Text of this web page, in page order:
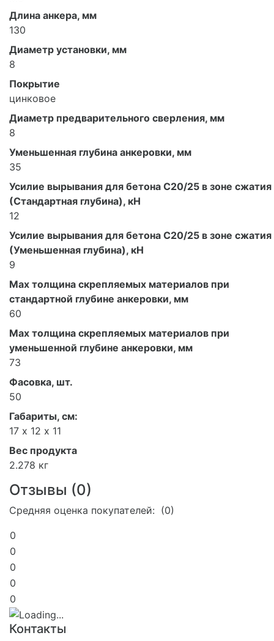
Длина анкера, мм
130
Диаметр установки, мм
8
Покрытие
цинковое
Диаметр предварительного сверления, мм
8
Уменьшенная глубина анкеровки, мм
35
Усилие вырывания для бетона С20/25 в зоне сжатия
(Стандартная глубина), кН
12
Усилие вырывания для бетона С20/25 в зоне сжатия
(Уменьшенная глубина), кН
9
Мах толщина скрепляемых материалов при
стандартной глубине анкеровки, мм
60
Мах толщина скрепляемых материалов при
уменьшенной глубине анкеровки, мм
73
Фасовка, шт.
50
Габариты, см:
17 х 12 х 11
Вес продукта
2.278 кг
Отзывы (0)
Средняя оценка покупателей: (0)
0
0
0
0
0
Контакты